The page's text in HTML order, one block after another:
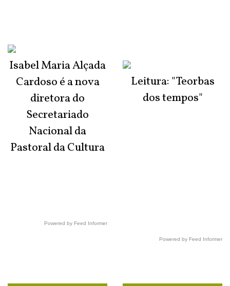
Isabel Maria Alçada
Cardoso é a nova
diretora do
Secretariado
Nacional da
Pastoral da Cultura
Powered by Feed Informer
Leitura: "Teorbas
dos tempos"
Powered by Feed Informer